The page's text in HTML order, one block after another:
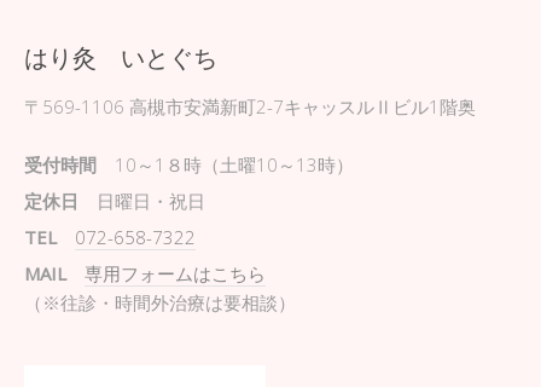
はり灸 いとぐち
〒569-1106 高槻市安満新町2-7キャッスルⅡビル1階奥
受付時間 10～1８時（土曜10～13時）
定休日 日曜日・祝日
TEL
072-658-7322
MAIL
専用フォームはこちら
（※往診・時間外治療は要相談）